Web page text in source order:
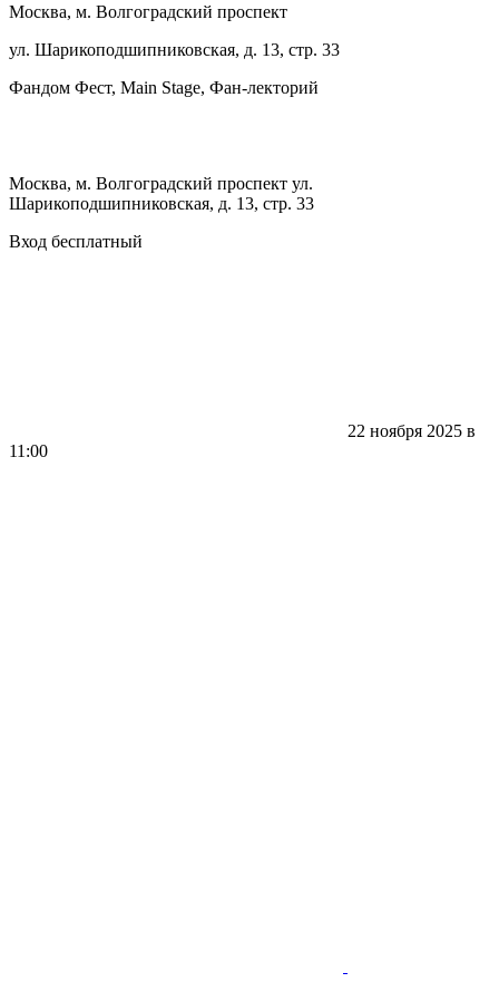
Москва, м. Волгоградский проспект
ул. Шарикоподшипниковская, д. 13, стр. 33
Фандом Фест, Main Stage, Фан-лекторий
Москва, м. Волгоградский проспект ул.
Шарикоподшипниковская, д. 13, стр. 33
Вход бесплатный
22 ноября 2025 в
11:00